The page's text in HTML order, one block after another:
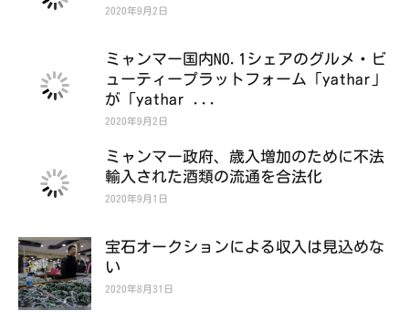
2020年9月2日
ミャンマー国内NO.1シェアのグルメ・ビ
ューティープラットフォーム「yathar」
が「yathar ...
2020年9月2日
ミャンマー政府、歳入増加のために不法
輸入された酒類の流通を合法化
2020年9月1日
宝石オークションによる収入は見込めな
い
2020年8月31日